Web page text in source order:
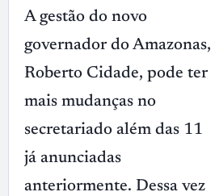
A gestão do novo
governador do Amazonas,
Roberto Cidade, pode ter
mais mudanças no
secretariado além das 11
já anunciadas
anteriormente. Dessa vez